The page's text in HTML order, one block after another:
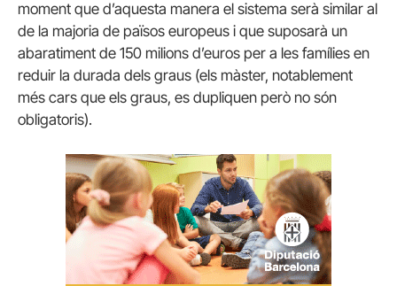
moment que d’aquesta manera el sistema serà similar al
de la majoria de països europeus i que suposarà un
abaratiment de 150 milions d’euros per a les famílies en
reduir la durada dels graus (els màster, notablement
més cars que els graus, es dupliquen però no són
obligatoris).